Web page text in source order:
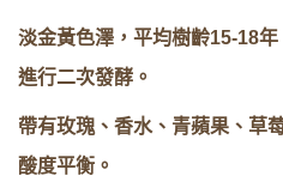
淡金黃色澤，平均樹齡15-18
進行二次發酵。
帶有玫瑰、香水、青蘋果、草
酸度平衡。